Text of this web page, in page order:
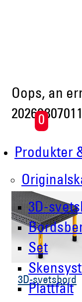
Skip to
0
Produkter
3D-
Set
Plattfält
Oops, an
3D-svetsbord